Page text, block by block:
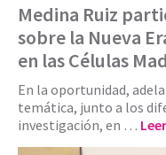
Medina Ruiz
sobre la Nueva
en las Células
En la oportunidad,
temática, junto a los
investigación, en …